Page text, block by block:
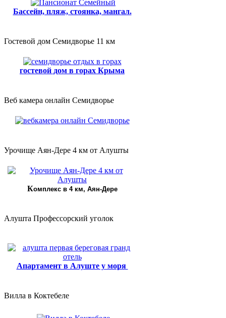
Бассейн, пляж, стоянка, мангал.
Гостевой дом Семидворье 11 км
гостевой дом в горах Крыма
Веб камера онлайн Семидворье
Урочище Аян-Дере 4 км от Алушты
Комплекс в 4 км, Аян-Дере
Алушта Профессорский уголок
Апартамент в Алуште у моря
Вилла в Коктебеле